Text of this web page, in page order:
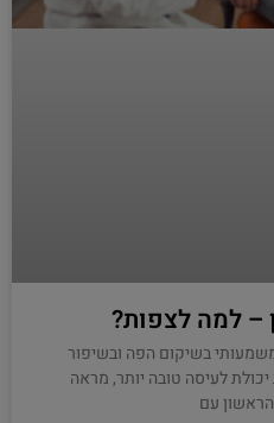
– למה לצפות?
בשיקום הפה ובשיפור
לעיסה טובה יותר, מראה
עם